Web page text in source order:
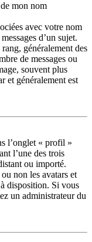
mon nom
avec votre nom
d’un sujet.
généralement des
de messages ou
souvent plus
et généralement est
l’onglet « profil »
l’une des trois
ou importé.
non les avatars et
disposition. Si vous
un administrateur du